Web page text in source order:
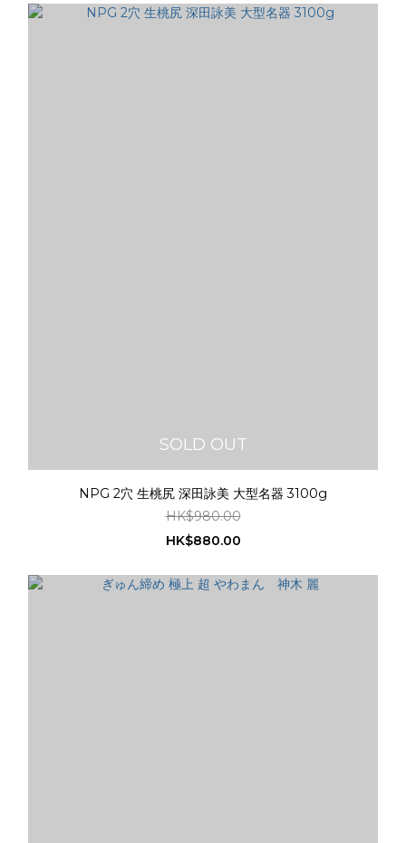
SOLD OUT
NPG 2穴 生桃尻 深田詠美 大型名器 3100g
HK$980.00
HK$880.00